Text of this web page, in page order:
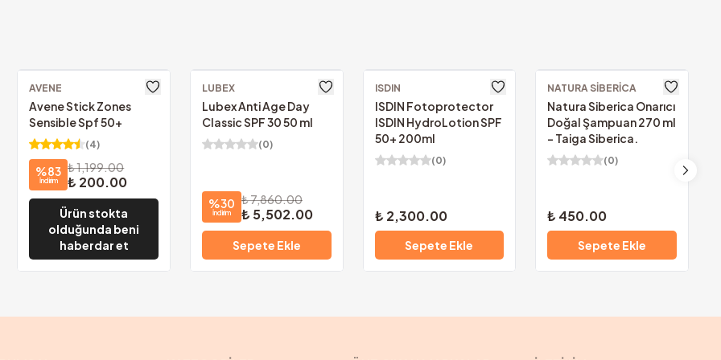
tüm bilgileriniz güvencemiz altında.
AVENE
Avene Stick Zones
Sensible Spf 50+
(4)
%83
İndirim
₺ 1,199.00
₺ 200.00
Ürün stokta
olduğunda beni
haberdar et
LUBEX
Lubex Anti Age Day
Classic SPF 30 50 ml
(0)
%30
İndirim
₺ 7,860.00
₺ 5,502.00
Sepete Ekle
ISDIN
ISDIN Fotoprotector
ISDIN HydroLotion SPF
50+ 200ml
(0)
₺ 2,300.00
Sepete Ekle
NATURA SIBERICA
Natura Siberica Onarıcı
Doğal Şampuan 270 ml
- Taiga Siberica.
(0)
₺ 450.00
Sepete Ekle